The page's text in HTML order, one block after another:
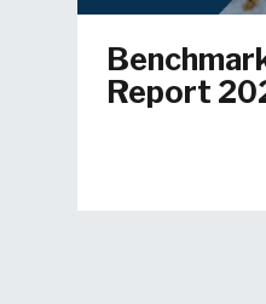
Report